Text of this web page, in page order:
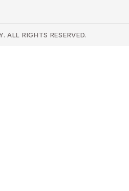
ALL RIGHTS RESERVED.